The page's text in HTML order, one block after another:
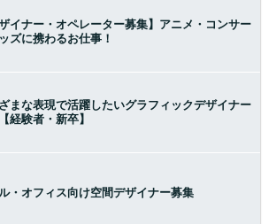
ザイナー・オペレーター募集】アニメ・コンサー
ズに携わるお仕事！
まな表現で活躍したいグラフィックデザイナー
経験者・新卒】
・オフィス向け空間デザイナー募集